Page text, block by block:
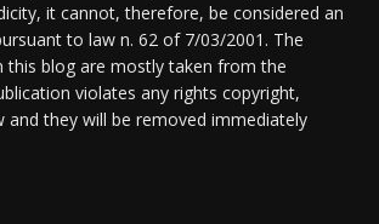
it cannot, therefore, be considered an
to law n. 62 of 7/03/2001. The
this blog are mostly taken from the
violates any rights copyright,
and they will be removed immediately